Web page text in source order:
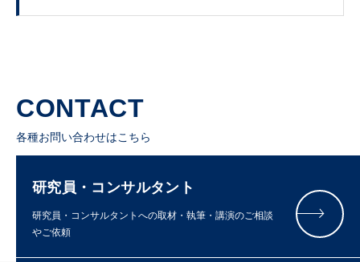
CONTACT
各種お問い合わせはこちら
研究員・コンサルタント
研究員・コンサルタントへの取材・執筆・講演のご相談
やご依頼